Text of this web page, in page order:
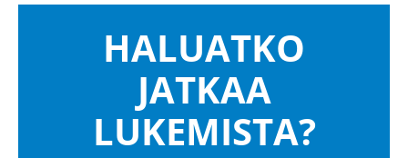
HALUATKO
JATKAA
LUKEMISTA?